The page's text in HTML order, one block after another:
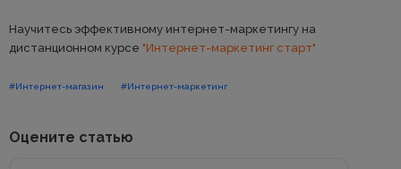
Научитесь эффективному интернет-маркетингу на
дистанционном курсе "Интернет-маркетинг старт"
#Интернет-магазин #Интернет-маркетинг
Оцените статью